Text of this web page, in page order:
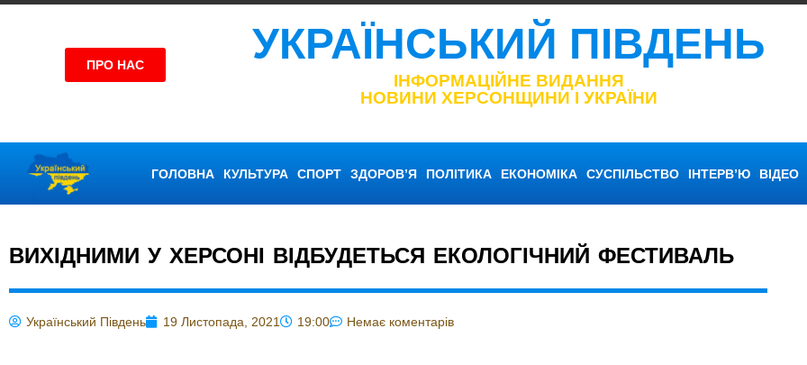
ПРО НАС УКРАЇНСЬКИЙ ПІВДЕНЬ
ІНФОРМАЦІЙНЕ ВИДАННЯ
НОВИНИ ХЕРСОНЩИНИ І УКРАЇНИ
ГОЛОВНА КУЛЬТУРА СПОРТ ЗДОРОВ’Я ПОЛІТИКА ЕКОНОМІКА СУСПІЛЬСТВО ІНТЕРВ’Ю ВІДЕО
ВИХІДНИМИ У ХЕРСОНІ ВІДБУДЕТЬСЯ ЕКОЛОГІЧНИЙ ФЕСТИВАЛЬ
Український Південь 19 Листопада, 2021 19:00 Немає коментарів